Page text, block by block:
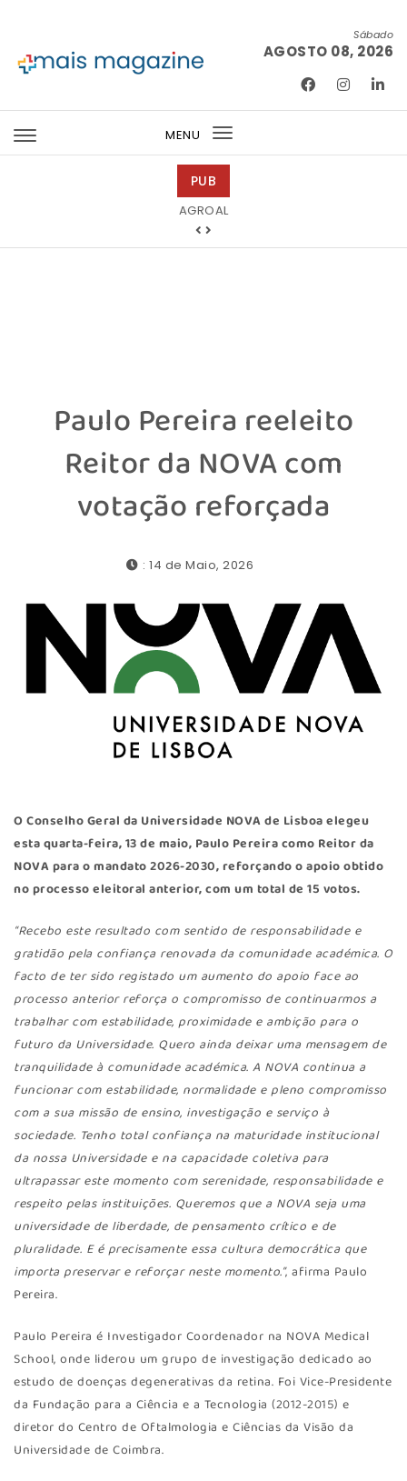
Sábado
AGOSTO 08, 2026
MENU
Toggle
PUB
Barmat
Paulo Pereira reeleito
Reitor da NOVA com
votação reforçada
: 14 de Maio, 2026
O Conselho Geral da Universidade NOVA de Lisboa elegeu
esta quarta-feira, 13 de maio, Paulo Pereira como Reitor da
NOVA para o mandato 2026-2030, reforçando o apoio obtido
no processo eleitoral anterior, com um total de 15 votos.
“Recebo este resultado com sentido de responsabilidade e
gratidão pela confiança renovada da comunidade académica. O
facto de ter sido registado um aumento do apoio face ao
processo anterior reforça o compromisso de continuarmos a
trabalhar com estabilidade, proximidade e ambição para o
futuro da Universidade. Quero ainda deixar uma mensagem de
tranquilidade à comunidade académica. A NOVA continua a
funcionar com estabilidade, normalidade e pleno compromisso
com a sua missão de ensino, investigação e serviço à
sociedade. Tenho total confiança na maturidade institucional
da nossa Universidade e na capacidade coletiva para
ultrapassar este momento com serenidade, responsabilidade e
respeito pelas instituições. Queremos que a NOVA seja uma
universidade de liberdade, de pensamento crítico e de
pluralidade. E é precisamente essa cultura democrática que
importa preservar e reforçar neste momento.”, afirma Paulo
Pereira.
Paulo Pereira é Investigador Coordenador na NOVA Medical
School, onde liderou um grupo de investigação dedicado ao
estudo de doenças degenerativas da retina. Foi Vice-Presidente
da Fundação para a Ciência e a Tecnologia (2012-2015) e
diretor do Centro de Oftalmologia e Ciências da Visão da
Universidade de Coimbra.